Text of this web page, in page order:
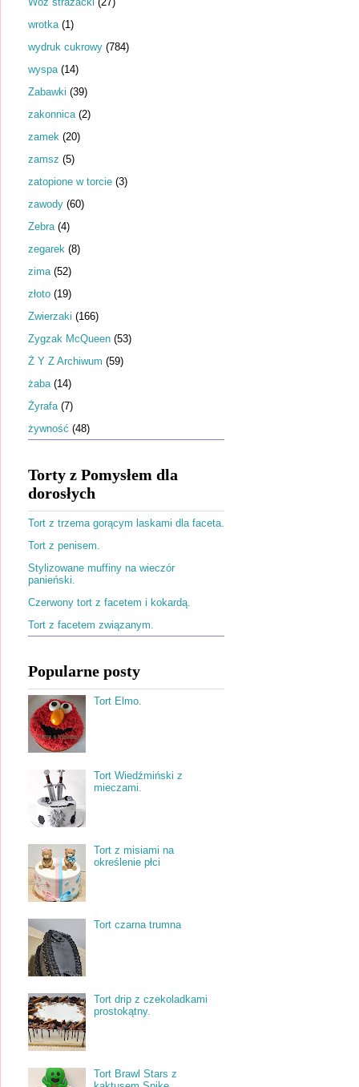
wrotka (1)
wydruk cukrowy (784)
wyspa (14)
Zabawki (39)
zakonnica (2)
zamek (20)
zamsz (5)
zatopione w torcie (3)
zawody (60)
Zebra (4)
zegarek (8)
zima (52)
złoto (19)
Zwierzaki (166)
Zygzak McQueen (53)
Ż Y Z Archiwum (59)
żaba (14)
Żyrafa (7)
żywność (48)
Torty z Pomysłem dla
dorosłych
Tort z trzema gorącym laskami dla faceta.
Tort z penisem.
Stylizowane muffiny na wieczór
panieński.
Czerwony tort z facetem i kokardą.
Tort z facetem związanym.
Popularne posty
Tort Elmo.
Tort Wiedźmiński z
mieczami.
Tort z misiami na
określenie płci
Tort czarna trumna
Tort drip z czekoladkami
prostokątny.
Tort Brawl Stars z